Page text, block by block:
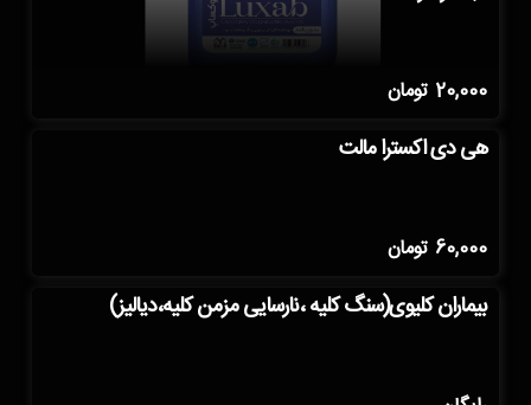
20,000 تومان
هی دی اکسترا مالت
60,000 تومان
بیماران کلیوی(سنگ کلیه ،نارسایی مزمن کلیه،دیالیز)